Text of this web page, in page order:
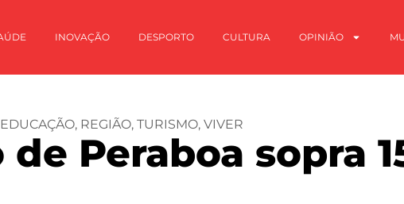
INOVAÇÃO DESPORTO CULTURA OPINIÃO
EDUCAÇÃO, REGIÃO, TURISMO, VIVER
Peraboa sopra